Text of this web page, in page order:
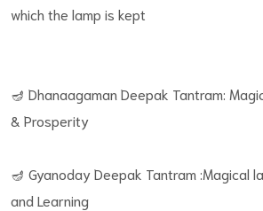
which the lamp is kept
🪔 Dhanaagaman Deepak Tantram:
& Prosperity
🪔 Gyanoday Deepak Tantram :Magical
and Learning